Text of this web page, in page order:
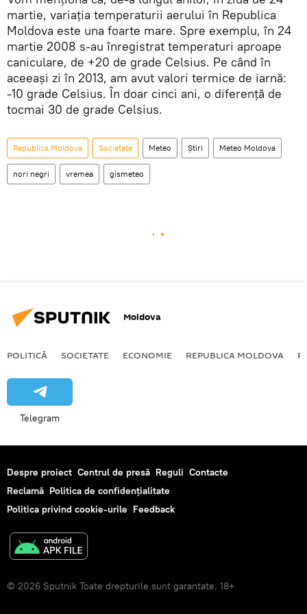
martie, variația temperaturii aerului în Republica
Moldova este una foarte mare. Spre exemplu, în 24
martie 2008 s-au înregistrat temperaturi aproape
caniculare, de +20 de grade Celsius. Pe când în
aceeași zi în 2013, am avut valori termice de iarnă:
-10 grade Celsius. În doar cinci ani, o diferență de
tocmai 30 de grade Celsius.
Republica Moldova Societate Meteo Știri Meteo Moldova
nori negri vremea gismeteo
Moldova
POLITICĂ SOCIETATE ECONOMIE REPUBLICA MOLDOVA
Telegram
Despre proiect Centrul de presă Reguli Contacte
Reclamă Politica de confidențialitate
Politica privind cookie-urile Feedback
© 2026 Sputnik Toate drepturile sunt garantate. 18+